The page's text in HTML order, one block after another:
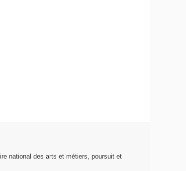
national des arts et métiers, poursuit et